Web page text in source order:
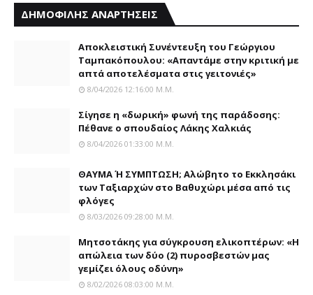
ΔΗΜΟΦΙΛΗΣ ΑΝΑΡΤΗΣΕΙΣ
Αποκλειστική Συνέντευξη του Γεώργιου
Ταμπακόπουλου: «Απαντάμε στην κριτική με
απτά αποτελέσματα στις γειτονιές»
8/04/2026 12:16:00 Μ.μ.
Σίγησε η «δωρική» φωνή της παράδοσης:
Πέθανε o σπουδαίος Λάκης Xαλκιάς
8/04/2026 01:33:00 Μ.μ.
ΘΑΥΜΑ Ή ΣΥΜΠΤΩΣΗ; Aλώβητο το Eκκλησάκι
των Tαξιαρχών στο Bαθυχώρι μέσα από τις
φλόγες
8/03/2026 09:28:00 Μ.μ.
Μητσοτάκης για σύγκρουση ελικοπτέρων: «Η
απώλεια των δύο (2) πυροσβεστών μας
γεμίζει όλους οδύνη»
8/02/2026 08:03:00 Μ.μ.